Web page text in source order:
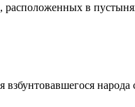
в
взбунтовавшегося